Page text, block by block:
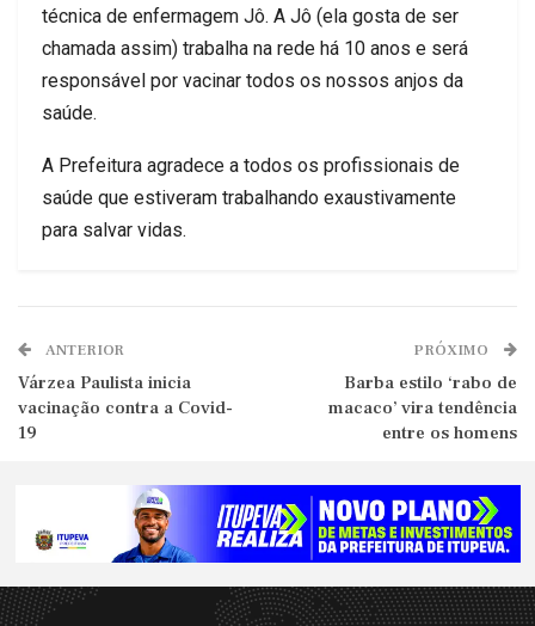
técnica de enfermagem Jô. A Jô (ela gosta de ser
chamada assim) trabalha na rede há 10 anos e será
responsável por vacinar todos os nossos anjos da
saúde.
A Prefeitura agradece a todos os profissionais de
saúde que estiveram trabalhando exaustivamente
para salvar vidas.
ANTERIOR
Várzea Paulista inicia
vacinação contra a Covid-
19
PRÓXIMO
Barba estilo ‘rabo de
macaco’ vira tendência
entre os homens